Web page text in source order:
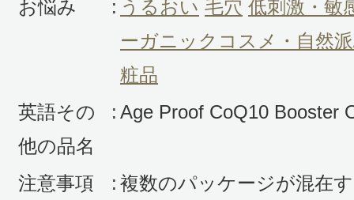
すべての1件のクチコミを見る
お悩み
: うるおい 毛穴 低刺激・敏
ーガニックコスメ・自然
粧品
英語その
他の品名
: Age Proof CoQ10 Booster
注意事項 : 複数のパッケージが混在